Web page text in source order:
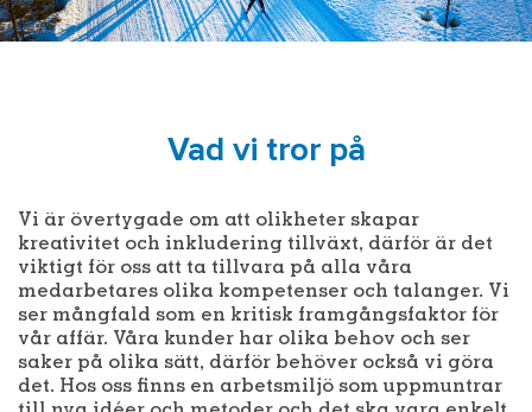
Vad vi tror på
Vi är övertygade om att olikheter skapar
kreativitet och inkludering tillväxt, därför är det
viktigt för oss att ta tillvara på alla våra
medarbetares olika kompetenser och talanger. Vi
ser mångfald som en kritisk framgångsfaktor för
vår affär. Våra kunder har olika behov och ser
saker på olika sätt, därför behöver också vi göra
det. Hos oss finns en arbetsmiljö som uppmuntrar